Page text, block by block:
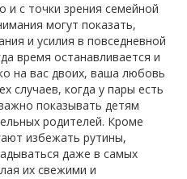
и с точки зрения семейной
могут показать,
и усилия в повседневной
время останавливается и
на вас двоих, ваша любовь
случаев, когда у пары есть
показывать детям
родителей. Кроме
избежать рутины,
даже в самых
их свежими и